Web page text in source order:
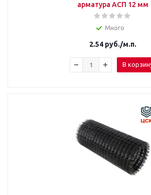
арматура АСП 12 мм
Много
2.54руб./м.п.
В